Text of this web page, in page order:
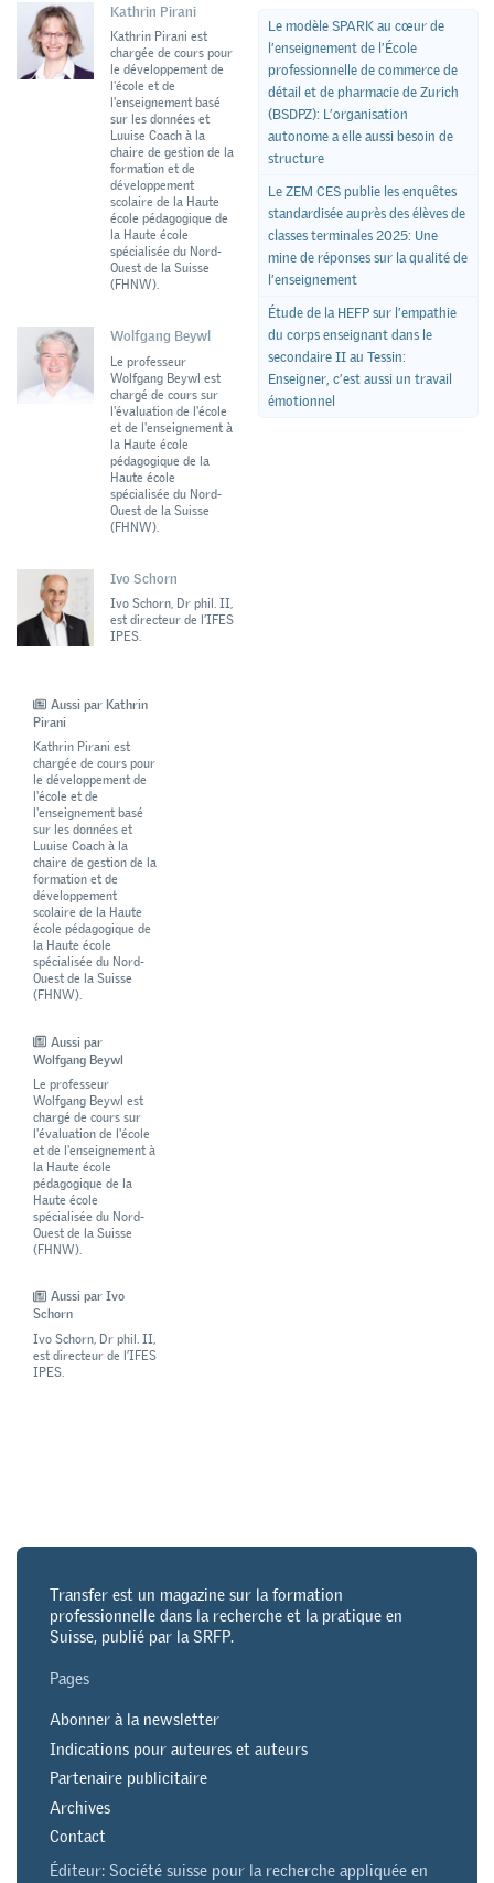
Kathrin Pirani
Kathrin Pirani est
chargée de cours pour
le développement de
l'école et de
l'enseignement basé
sur les données et
Luuise Coach à la
chaire de gestion de la
formation et de
développement
scolaire de la Haute
école pédagogique de
la Haute école
spécialisée du Nord-
Ouest de la Suisse
(FHNW).
Wolfgang Beywl
Le professeur
Wolfgang Beywl est
chargé de cours sur
l'évaluation de l'école
et de l'enseignement à
la Haute école
pédagogique de la
Haute école
spécialisée du Nord-
Ouest de la Suisse
(FHNW).
Ivo Schorn
Ivo Schorn, Dr phil. II,
est directeur de l’IFES
IPES.
Aussi par Kathrin
Pirani
Kathrin Pirani est
chargée de cours pour
le développement de
l'école et de
l'enseignement basé
sur les données et
Luuise Coach à la
chaire de gestion de la
formation et de
développement
scolaire de la Haute
école pédagogique de
la Haute école
spécialisée du Nord-
Ouest de la Suisse
(FHNW).
Aussi par
Wolfgang Beywl
Le professeur
Wolfgang Beywl est
chargé de cours sur
l'évaluation de l'école
et de l'enseignement à
la Haute école
pédagogique de la
Haute école
spécialisée du Nord-
Ouest de la Suisse
(FHNW).
Aussi par Ivo
Schorn
Ivo Schorn, Dr phil. II,
est directeur de l’IFES
IPES.
Le modèle SPARK au cœur de
l’enseignement de l’École
professionnelle de commerce de
détail et de pharmacie de Zurich
(BSDPZ): L’organisation
autonome a elle aussi besoin de
structure
Le ZEM CES publie les enquêtes
standardisée auprès des élèves de
classes terminales 2025: Une
mine de réponses sur la qualité de
l’enseignement
Étude de la HEFP sur l’empathie
du corps enseignant dans le
secondaire II au Tessin:
Enseigner, c’est aussi un travail
émotionnel
Transfer est un magazine sur la formation
professionnelle dans la recherche et la pratique en
Suisse, publié par la SRFP.
Pages
Abonner à la newsletter
Indications pour auteures et auteurs
Partenaire publicitaire
Archives
Contact
Éditeur: Société suisse pour la recherche appliquée en